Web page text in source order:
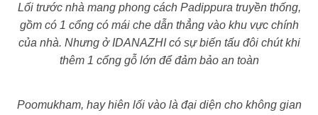
Lối trước nhà mang phong cách Padippura truyền thống,
gồm có 1 cổng có mái che dẫn thẳng vào khu vực chính
của nhà. Nhưng ở IDANAZHI có sự biến tấu đôi chút khi
thêm 1 cổng gỗ lớn để đảm bảo an toàn
Poomukham, hay hiên lối vào là đại diện cho không gian